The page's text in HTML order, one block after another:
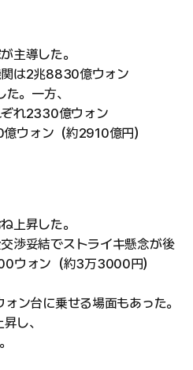
主導した。
は2兆8830億ウォン
。一方、
れ2330億ウォン
ウォン（約2910億円）
上昇した。
渉妥結でストライキ懸念が後
ウォン（約3万3000円）
ン台に乗せる場面もあった。
し、